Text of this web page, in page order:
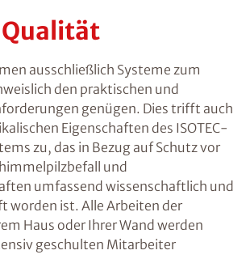
Qualität
ausschließlich Systeme zum
den praktischen und
genügen. Dies trifft auch
Eigenschaften des ISOTEC-
zu, das in Bezug auf Schutz vor
und
umfassend wissenschaftlich und
worden ist. Alle Arbeiten der
Haus oder Ihrer Wand werden
geschulten Mitarbeiter